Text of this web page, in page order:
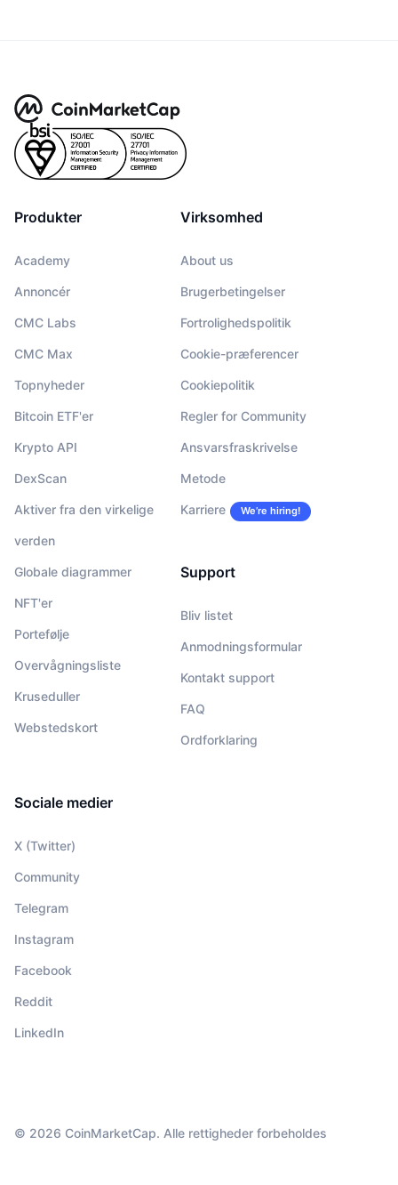
Produkter
Academy
Annoncér
CMC Labs
CMC Max
Topnyheder
Bitcoin ETF'er
Krypto API
DexScan
Aktiver fra den virkelige
verden
Globale diagrammer
NFT'er
Portefølje
Overvågningsliste
Kruseduller
Webstedskort
Virksomhed
About us
Brugerbetingelser
Fortrolighedspolitik
Cookie-præferencer
Cookiepolitik
Regler for Community
Ansvarsfraskrivelse
Metode
Karriere We’re hiring!
Support
Bliv listet
Anmodningsformular
Kontakt support
FAQ
Ordforklaring
Sociale medier
X (Twitter)
Community
Telegram
Instagram
Facebook
Reddit
LinkedIn
© 2026 CoinMarketCap. Alle rettigheder forbeholdes